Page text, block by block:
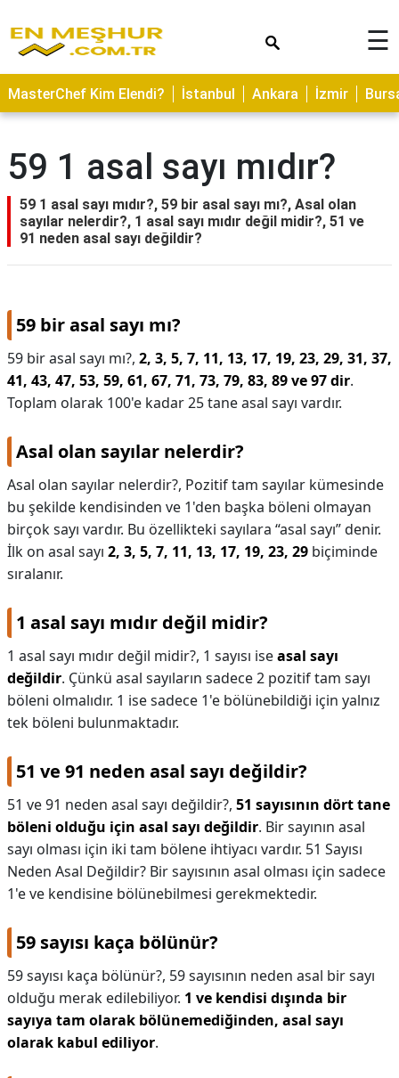
ASTROLOJİ
SAĞLIK
TARİFLERİ
GEZİLECEK
YERLER
ALANLARI
HAMİLELİK
☰
MasterChef Kim Elendi? İstanbul Ankara İzmir
59 1 asal sayı mıdır?
59 1 asal sayı mıdır?, 59 bir asal sayı mı?, Asal olan
sayılar nelerdir?, 1 asal sayı mıdır değil midir?, 51 ve
91 neden asal sayı değildir?
59 bir asal sayı mı?
59 bir asal sayı mı?, 2, 3, 5, 7, 11, 13, 17, 19, 23, 29, 31, 37,
41, 43, 47, 53, 59, 61, 67, 71, 73, 79, 83, 89 ve 97 dir.
Toplam olarak 100'e kadar 25 tane asal sayı vardır.
Asal olan sayılar nelerdir?
Asal olan sayılar nelerdir?, Pozitif tam sayılar kümesinde
bu şekilde kendisinden ve 1'den başka böleni olmayan
birçok sayı vardır. Bu özellikteki sayılara “asal sayı” denir.
İlk on asal sayı 2, 3, 5, 7, 11, 13, 17, 19, 23, 29 biçiminde
sıralanır.
1 asal sayı mıdır değil midir?
1 asal sayı mıdır değil midir?, 1 sayısı iseasal sayı
değildir. Çünkü asal sayıların sadece 2 pozitif tam sayı
böleni olmalıdır. 1 ise sadece 1'e bölünebildiği için yalnız
tek böleni bulunmaktadır.
51 ve 91 neden asal sayı değildir?
51 ve 91 neden asal sayı değildir?, 51 sayısının dört tane
böleni olduğu için asal sayı değildir. Bir sayının asal
sayı olması için iki tam bölene ihtiyacı vardır. 51 Sayısı
Neden Asal Değildir? Bir sayısının asal olması için sadece
1'e ve kendisine bölünebilmesi gerekmektedir.
59 sayısı kaça bölünür?
59 sayısı kaça bölünür?, 59 sayısının neden asal bir sayı
olduğu merak edilebiliyor. 1 ve kendisi dışında bir
sayıya tam olarak bölünemediğinden, asal sayı
olarak kabul ediliyor.